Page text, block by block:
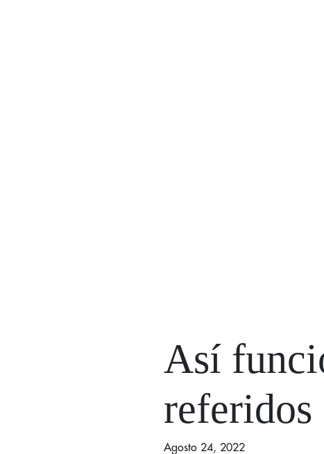
Así
referidos
Agosto 24, 2022